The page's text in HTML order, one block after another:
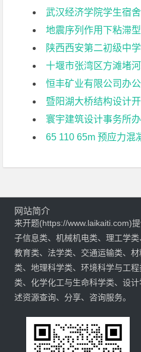
武汉经济学院学生宿
地震序列作用下粘滞型阻尼器
陕西西安第二初级中
十堰市张湾区方滩堵河60 110 60
恒丰矿业有限公司办
暨阳湖大桥结构设计
寰宇建筑设计事务所
65 110 65m 预应力混凝
网站简介
来开题(https://www.laikaiti.com)
子信息类、机械机电类、理工学
教育类、法学类、交通运输类、
类、地理科学类、环境科学与工
类、化学化工与生命科学类、设
述资源查询、分享、咨询服务。